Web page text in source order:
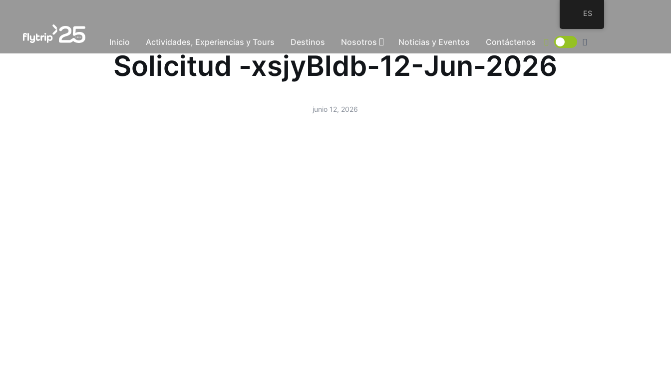
Inicio Actividades, Experiencias y Tours Destinos Nosotros Noticias y Eventos Contáctenos
Solicitud -xsjyBldb-12-Jun-2026
junio 12, 2026
ES